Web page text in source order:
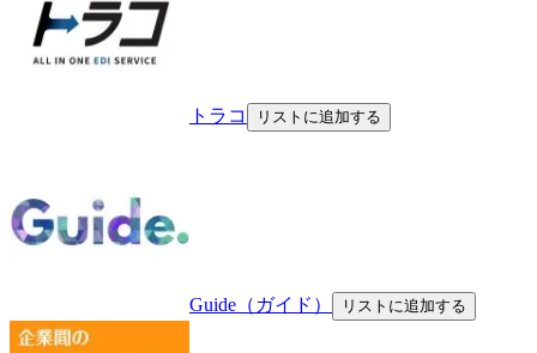
トラコ リストに追加する
Guide（ガイド） リストに追加する